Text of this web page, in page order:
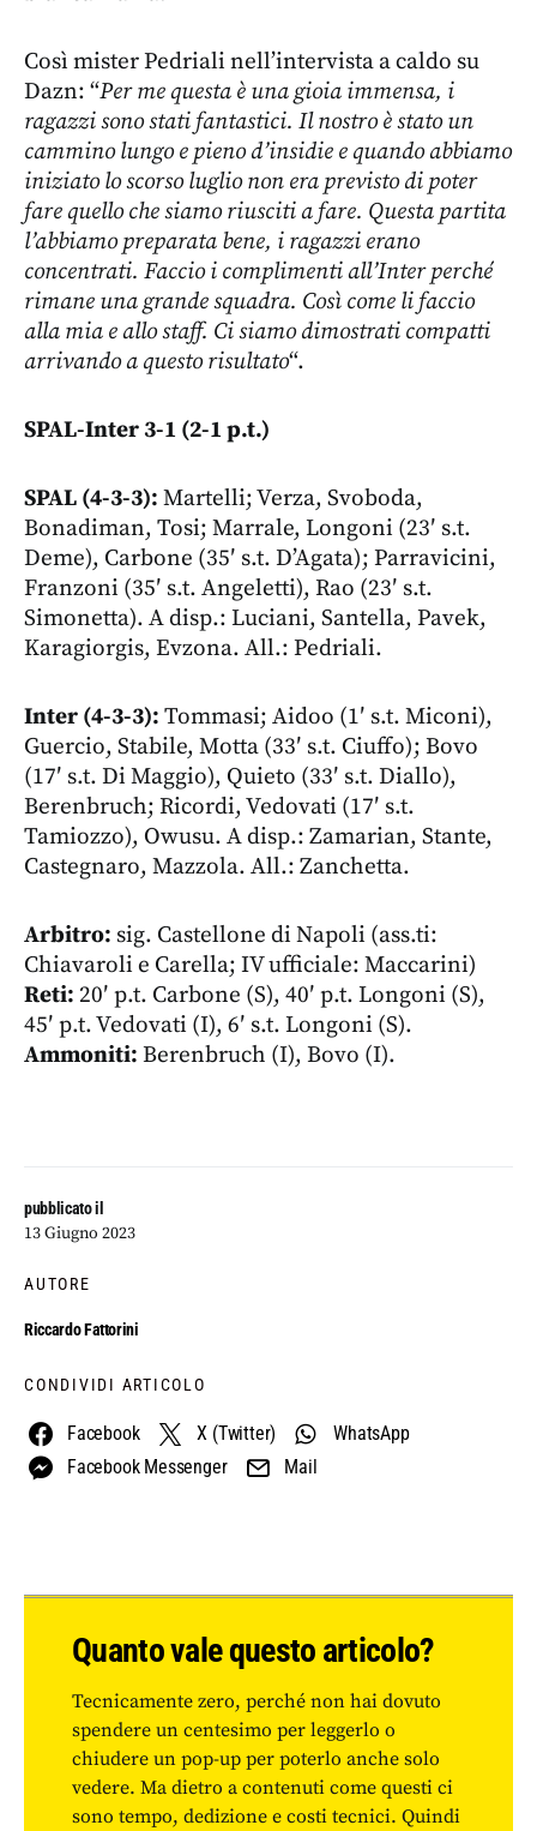
pubblicato il
13 Giugno 2023
AUTORE
Riccardo Fattorini
CONDIVIDI ARTICOLO
Facebook X (Twitter)
WhatsApp
Facebook Messenger
Mail
Così mister Pedriali nell’intervista a caldo su
Dazn: “Per me questa è una gioia immensa, i
ragazzi sono stati fantastici. Il nostro è stato un
cammino lungo e pieno d’insidie e quando abbiamo
iniziato lo scorso luglio non era previsto di poter
fare quello che siamo riusciti a fare. Questa partita
l’abbiamo preparata bene, i ragazzi erano
concentrati. Faccio i complimenti all’Inter perché
rimane una grande squadra. Così come li faccio
alla mia e allo staff. Ci siamo dimostrati compatti
arrivando a questo risultato“.
SPAL-Inter 3-1 (2-1 p.t.)
SPAL (4-3-3): Martelli; Verza, Svoboda,
Bonadiman, Tosi; Marrale, Longoni (23′ s.t.
Deme), Carbone (35′ s.t. D’Agata); Parravicini,
Franzoni (35′ s.t. Angeletti), Rao (23′ s.t.
Simonetta). A disp.: Luciani, Santella, Pavek,
Karagiorgis, Evzona. All.: Pedriali.
Inter (4-3-3): Tommasi; Aidoo (1′ s.t. Miconi),
Guercio, Stabile, Motta (33′ s.t. Ciuffo); Bovo
(17′ s.t. Di Maggio), Quieto (33′ s.t. Diallo),
Berenbruch; Ricordi, Vedovati (17′ s.t.
Tamiozzo), Owusu. A disp.: Zamarian, Stante,
Castegnaro, Mazzola. All.: Zanchetta.
Arbitro: sig. Castellone di Napoli (ass.ti:
Chiavaroli e Carella; IV ufficiale: Maccarini)
Reti: 20′ p.t. Carbone (S), 40′ p.t. Longoni (S),
45′ p.t. Vedovati (I), 6′ s.t. Longoni (S).
Ammoniti: Berenbruch (I), Bovo (I).
Quanto vale questo articolo?
Tecnicamente zero, perché non hai dovuto
spendere un centesimo per leggerlo o
chiudere un pop-up per poterlo anche solo
vedere. Ma dietro a contenuti come questi ci
sono tempo, dedizione e costi tecnici. Quindi